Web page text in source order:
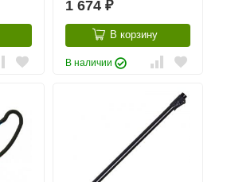
1 674 ₽
В корзину
В наличии